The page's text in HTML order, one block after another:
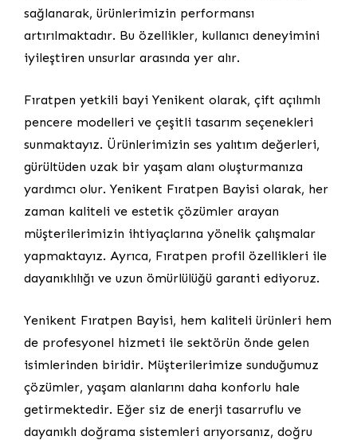
sağlanarak, ürünlerimizin performansı
artırılmaktadır. Bu özellikler, kullanıcı deneyimini
iyileştiren unsurlar arasında yer alır.
Fıratpen yetkili bayi Yenikent olarak, çift açılımlı
pencere modelleri ve çeşitli tasarım seçenekleri
sunmaktayız. Ürünlerimizin ses yalıtım değerleri,
gürültüden uzak bir yaşam alanı oluşturmanıza
yardımcı olur. Yenikent Fıratpen Bayisi olarak, her
zaman kaliteli ve estetik çözümler arayan
müşterilerimizin ihtiyaçlarına yönelik çalışmalar
yapmaktayız. Ayrıca, Fıratpen profil özellikleri ile
dayanıklılığı ve uzun ömürlülüğü garanti ediyoruz.
Yenikent Fıratpen Bayisi, hem kaliteli ürünleri hem
de profesyonel hizmeti ile sektörün önde gelen
isimlerinden biridir. Müşterilerimize sunduğumuz
çözümler, yaşam alanlarını daha konforlu hale
getirmektedir. Eğer siz de enerji tasarruflu ve
dayanıklı doğrama sistemleri arıyorsanız, doğru